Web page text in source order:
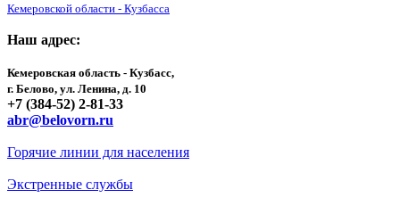
Кемеровской области - Кузбасса
Наш адрес:
Кемеровская область - Кузбасс,
г. Белово, ул. Ленина, д. 10
+7 (384-52) 2-81-33
abr@belovorn.ru
Горячие линии для населения
Экстренные службы